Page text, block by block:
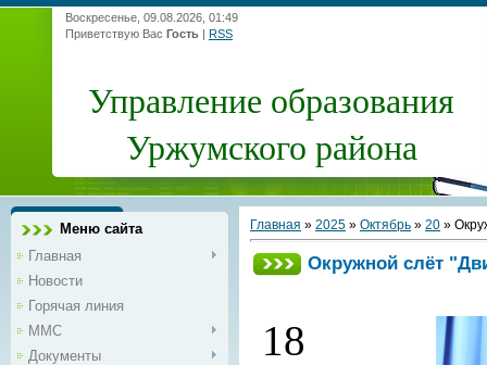
Воскресенье, 09.08.2026, 01:49
Приветствую Вас Гость | RSS
Управление образования
Уржумского района
Меню сайта
Главная
Новости
Горячая линия
ММС
Документы
Главная » 2025 » Октябрь » 20 »
Окружной слёт
18